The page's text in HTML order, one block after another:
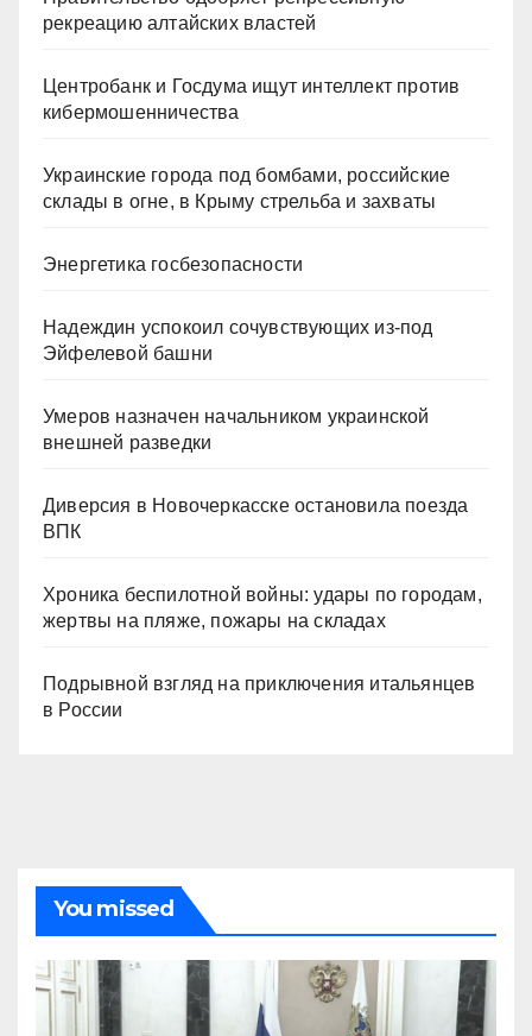
рекреацию алтайских властей
Центробанк и Госдума ищут интеллект против
кибермошенничества
Украинские города под бомбами, российские
склады в огне, в Крыму стрельба и захваты
Энергетика госбезопасности
Надеждин успокоил сочувствующих из-под
Эйфелевой башни
Умеров назначен начальником украинской
внешней разведки
Диверсия в Новочеркасске остановила поезда
ВПК
Хроника беспилотной войны: удары по городам,
жертвы на пляже, пожары на складах
Подрывной взгляд на приключения итальянцев
в России
You missed